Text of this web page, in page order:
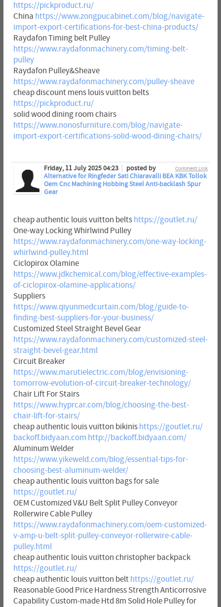
https://pickproduct.ru/
China https://www.zongpucabinet.com/blog/navigate-
import-export-certifications-for-best-china-products/
Raydafon Timing belt Pulley
https://www.raydafonmachinery.com/timing-belt-
pulley
Raydafon Pulley&Sheave
https://www.raydafonmachinery.com/pulley-sheave
cheap discount mens louis vuitton belts
https://pickproduct.ru/
solid wood dining room chairs
https://www.nonosfurniture.com/blog/navigate-
import-export-certifications-solid-wood-dining-chairs/
Comment Link
Friday, 11 July 2025 04:23
posted by
Alternative for Ringfeder Sati Chiaravalli BEA KBK Tollok
Oem Cnc Machining Hobbing Steel Anti-backlash Spur
Gear
cheap authentic louis vuitton belts https://goutlet.ru/
One-way Locking Whirlwind Pulley
https://www.raydafonmachinery.com/one-way-locking-
whirlwind-pulley.html
Ciclopirox Olamine
https://www.jdkchemical.com/blog/effective-examples-
of-ciclopirox-olamine-applications/
Suppliers
https://www.qiyunmedcurtain.com/blog/guide-to-
finding-best-suppliers-for-your-business/
Customized Steel Straight Bevel Gear
https://www.raydafonmachinery.com/customized-steel-
straight-bevel-gear.html
Circuit Breaker
https://www.marutielectric.com/blog/envisioning-
tomorrow-evolution-of-circuit-breaker-technology/
Chair Lift For Stairs
https://www.hyprcar.com/blog/choosing-the-best-
chair-lift-for-stairs/
cheap authentic louis vuitton bikinis https://goutlet.ru/
backoff.bidyaan.com http://backoff.bidyaan.com/
Aluminum Welder
https://www.yikeweld.com/blog/essential-tips-for-
choosing-best-aluminum-welder/
cheap authentic louis vuitton bags for sale
https://goutlet.ru/
OEM Customized V&U Belt Split Pulley Conveyor
Rollerwire Cable Pulley
https://www.raydafonmachinery.com/oem-customized-
v-amp-u-belt-split-pulley-conveyor-rollerwire-cable-
pulley.html
cheap authentic louis vuitton christopher backpack
https://goutlet.ru/
cheap authentic louis vuitton belt https://goutlet.ru/
Reasonable Good Price Hardness Strength Anticorrosive
Capability Custom-made Htd 8m Solid Hole Pulley for